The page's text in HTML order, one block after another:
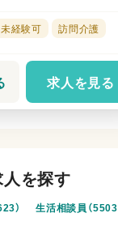
未経験可 訪問介護
求人を見る
を探す
） 生活相談員（5503